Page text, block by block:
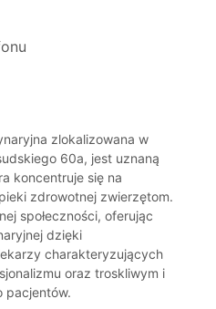
zlokalizowana w
60a, jest uznaną
koncentruje się na
zdrowotnej zwierzętom.
społeczności, oferując
dzięki
charakteryzujących
oraz troskliwym i
pacjentów.